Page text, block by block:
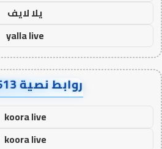
يلا لايف
yalla live
روابط نصية AA80513
koora live
koora live